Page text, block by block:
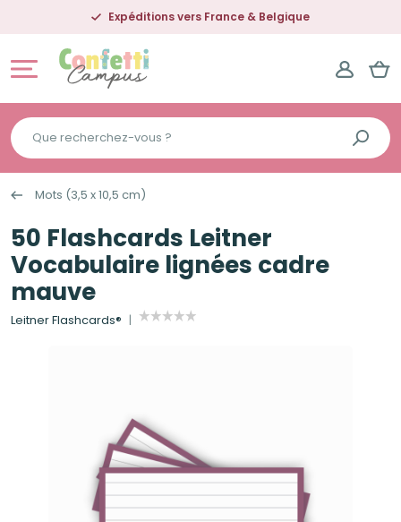
Expéditions vers France & Belgique
Que
recherchez-
vous
?
Mots (3,5 x 10,5 cm)
50 Flashcards Leitner
Vocabulaire lignées cadre
mauve
Leitner Flashcards®